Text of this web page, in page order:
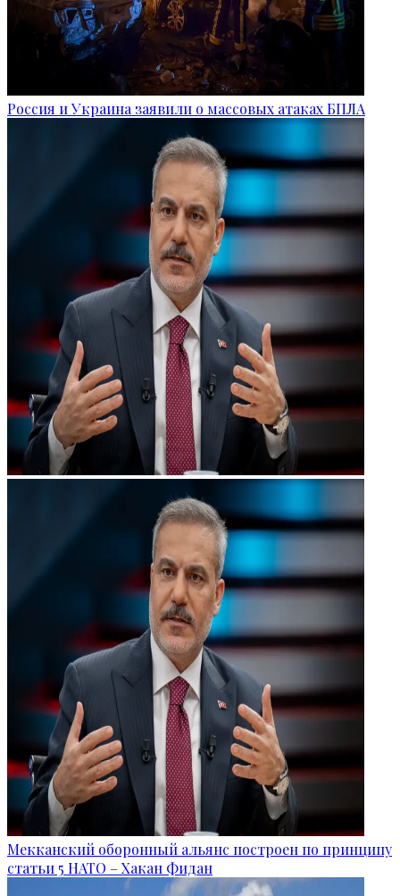
Россия и Украина заявили о массовых атаках БПЛА
Мекканский оборонный альянс построен по принципу
статьи 5 НАТО – Хакан Фидан